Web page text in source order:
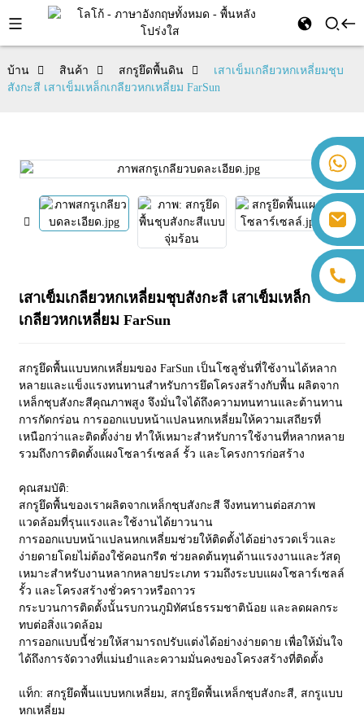
+86 18259071452 ฮันนา ลี
+86 13559179905 แซลลี่ เฉิน
+86 18350266301 ไอริส ฮง
+86 18806057002 ซานบอร์น กัว
sales@farsunpv.com
sanborn.guo@farsunpv.com
บ้าน สินค้า สกรูยึดพื้นดิน
เสาเข็มเกลียวหกเหลี่ยมชุบ
สังกะสี เสาเข็มเหล็กเกลียวหกเหลี่ยม FarSun
เสาเข็มเกลียวหกเหลี่ยมชุบสังกะสี เสาเข็มเหล็ก
เกลียวหกเหลี่ยม FarSun
สกรูยึดพื้นแบบหกเหลี่ยมของ FarSun เป็นโซลูชั่นที่ใช้งานได้หลาก
หลายและแข็งแรงทนทานสำหรับการยึดโครงสร้างกับพื้น ผลิตจาก
เหล็กชุบสังกะสีคุณภาพสูง จึงมั่นใจได้ถึงความทนทานและต้านทาน
การกัดกร่อน การออกแบบหน้าแปลนหกเหลี่ยมให้ความเสถียรที่
เหนือกว่าและติดตั้งง่าย ทำให้เหมาะสำหรับการใช้งานที่หลากหลาย
รวมถึงการติดตั้งแผงโซลาร์เซลล์ รั้ว และโครงการก่อสร้าง
คุณสมบัติ:
สกรูยึดพื้นของเราผลิตจากเหล็กชุบสังกะสี จึงทนทานต่อสภาพ
แวดล้อมที่รุนแรงและใช้งานได้ยาวนาน
การออกแบบหน้าแปลนหกเหลี่ยมช่วยให้ติดตั้งได้อย่างรวดเร็วและ
ง่ายดายโดยไม่ต้องใช้คอนกรีต ช่วยลดต้นทุนด้านแรงงานและวัสดุ
เหมาะสำหรับงานหลากหลายประเภท รวมถึงระบบแผงโซลาร์เซลล์
รั้ว และโครงสร้างชั่วคราวหรือถาวร
กระบวนการติดตั้งนั้นรบกวนภูมิทัศน์ธรรมชาติน้อย และลดผลกระ
ทบต่อสิ่งแวดล้อม
การออกแบบนี้ช่วยให้สามารถปรับแต่งได้อย่างง่ายดาย เพื่อให้มั่นใจ
ได้ถึงการจัดวางที่แม่นยำและความมั่นคงของโครงสร้างที่ติดตั้ง
แท็ก: สกรูยึดพื้นแบบหกเหลี่ยม, สกรูยึดพื้นเหล็กชุบสังกะสี, สกรูแบบ
หกเหลี่ยม